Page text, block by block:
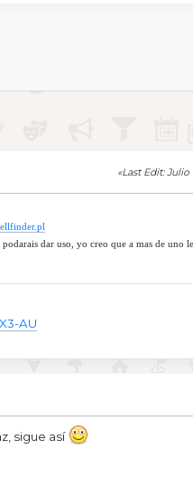
Last Edit: Julio
dar uso, yo creo que a mas de uno le
AU
sigue así